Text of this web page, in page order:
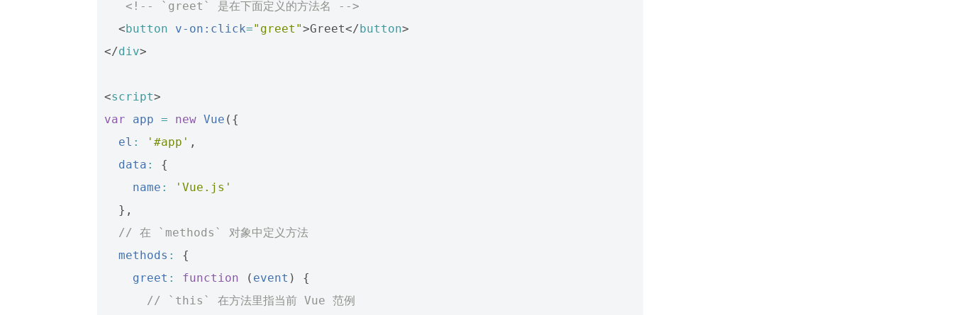
<!-- `greet` 是在下面定义的方法名 -->
<button v-on:click="greet">Greet</button>
</div>
<script>
var
app = new Vue ({
el : '#app' ,
data :
{
name :
'Vue.js'
},
// 在 `methods` 对象中定义方法
methods :
{
greet : function ( event )
{
// `this` 在方法里指当前 Vue 范例